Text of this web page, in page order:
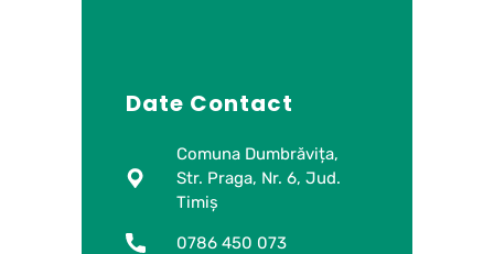
Date Contact
Comuna Dumbrăvița,
Str. Praga, Nr. 6, Jud.
Timiș
0786 450 073